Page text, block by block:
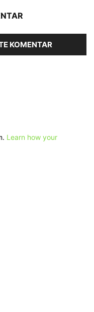
KOMENTAR
Learn how your